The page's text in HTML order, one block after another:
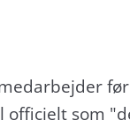
officielt som